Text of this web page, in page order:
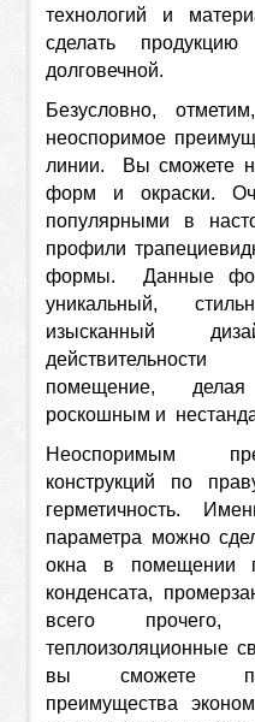
технологий и
сделать
долговечной.
Безусловно,
неоспоримое
линии. Вы сможете
форм и окраски.
популярными в
профили
формы. Данные
уникальный,
изысканный
помещение,
роскошным и
Неоспоримым
конструкций по
герметичность.
параметра можно
окна в помещении
конденсата,
всего прочего,
теплоизоляционные
вы сможете
преимущества